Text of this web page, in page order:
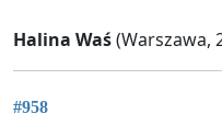
Halina Waś(Warszawa,
#958